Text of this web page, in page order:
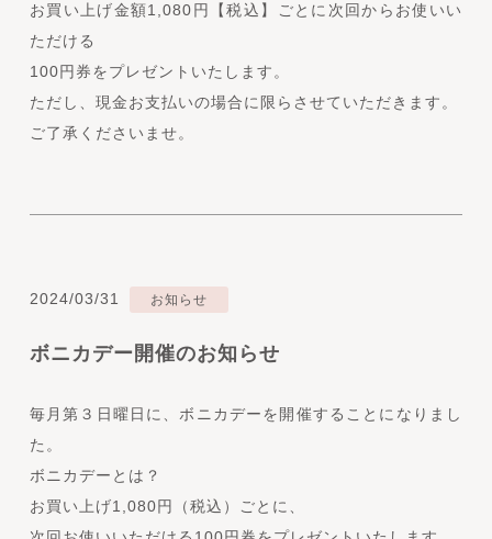
お買い上げ金額1,080円【税込】ごとに次回からお使いい
ただける
100円券をプレゼントいたします。
ただし、現金お支払いの場合に限らさせていただきます。
ご了承くださいませ。
2024/03/31 お知らせ
ボニカデー開催のお知らせ
毎月第３日曜日に、ボニカデーを開催することになりまし
た。
ボニカデーとは？
お買い上げ1,080円（税込）ごとに、